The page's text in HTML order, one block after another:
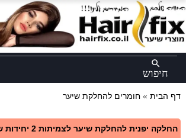
search
חיפוש
דף הבית »חומרים להחלקת שיער
×